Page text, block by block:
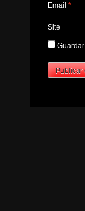
Email*
Site